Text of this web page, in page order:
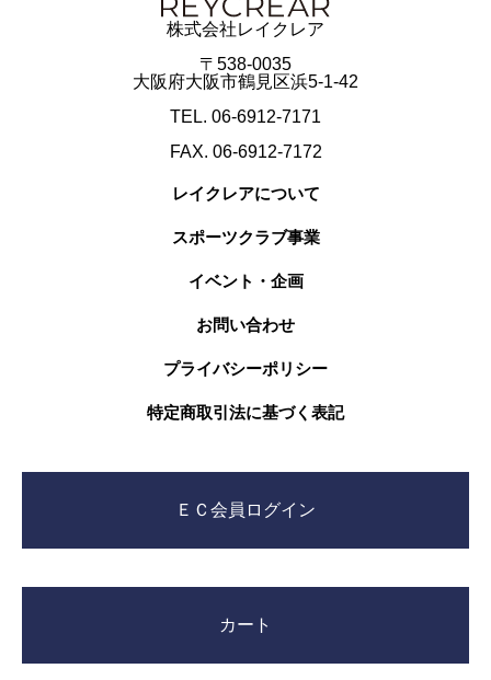
株式会社レイクレア
〒538-0035
大阪府大阪市鶴見区浜5-1-42
TEL. 06-6912-7171
FAX. 06-6912-7172
レイクレアについて
スポーツクラブ事業
イベント・企画
お問い合わせ
プライバシーポリシー
特定商取引法に基づく表記
ＥＣ会員ログイン
カート